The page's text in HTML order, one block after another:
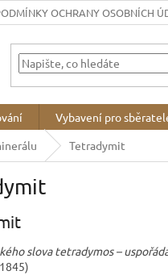
OCHRANY OSOBNÍCH
Vybavení pro
Tetradymit
slova tetradymos –